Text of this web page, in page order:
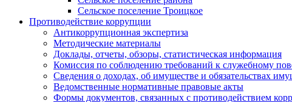
Сельское поселение Троицкое
Противодействие коррупции
Антикоррупционная экспертиза
Методические материалы
Доклады, отчеты, обзоры, статистическая информация
Комиссия по соблюдению требований к служебному
Сведения о доходах, об имуществе и обязательствах
Ведомственные нормативные правовые акты
Формы документов, связанных с противодействием